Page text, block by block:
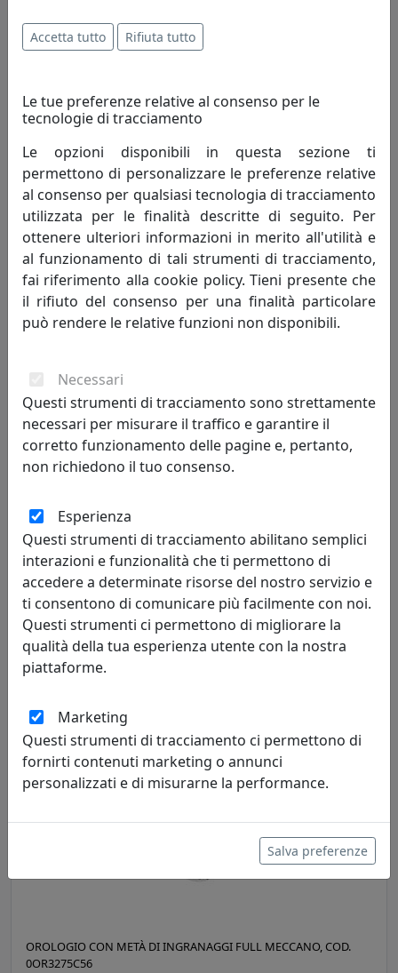
OROLOGIO SIMBOLICO PICCOLO ALBERO DELLA VITA, COD.
0OR3486C202
OROLOGIO PORTAFORTUNA GRANDE ALBERO DELLA VITA, COD.
0OR3500C205
Arti e Mestieri
OROLOGIO CON METÀ DI INGRANAGGI FULL MECCANO, COD.
0OR3275C56
Accetta tutto Rifiuta tutto
Le tue preferenze relative al consenso per le
tecnologie di tracciamento
Le opzioni disponibili in questa sezione ti
permettono di personalizzare le preferenze relative
al consenso per qualsiasi tecnologia di tracciamento
utilizzata per le finalità descritte di seguito. Per
ottenere ulteriori informazioni in merito all'utilità e
al funzionamento di tali strumenti di tracciamento,
fai riferimento alla cookie policy. Tieni presente che
il rifiuto del consenso per una finalità particolare
può rendere le relative funzioni non disponibili.
Necessari
Questi strumenti di tracciamento sono strettamente
necessari per misurare il traffico e garantire il
corretto funzionamento delle pagine e, pertanto,
non richiedono il tuo consenso.
Esperienza
Questi strumenti di tracciamento abilitano semplici
interazioni e funzionalità che ti permettono di
accedere a determinate risorse del nostro servizio e
ti consentono di comunicare più facilmente con noi.
Questi strumenti ci permettono di migliorare la
qualità della tua esperienza utente con la nostra
piattaforme.
Marketing
Questi strumenti di tracciamento ci permettono di
fornirti contenuti marketing o annunci
personalizzati e di misurarne la performance.
Salva preferenze